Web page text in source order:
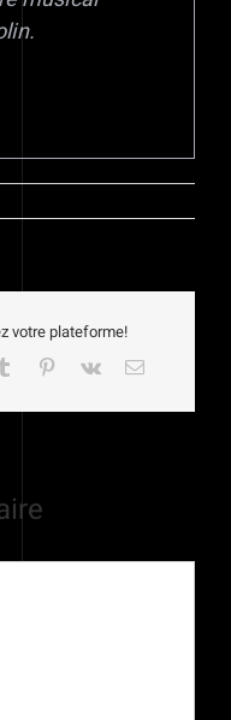
votre plateforme!
Tumblr Pinterest
Vk Email